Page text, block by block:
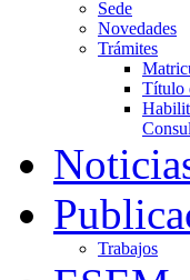
Sede
Novedades
Trámites
Título
Trabajos